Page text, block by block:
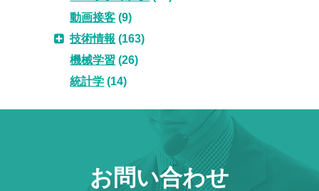
動画接客 (9)
技術情報 (163)
機械学習 (26)
統計学 (14)
お問い合わせ